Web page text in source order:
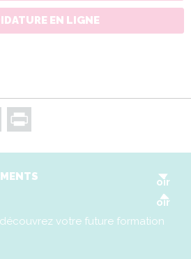
EN LIGNE
Email
oir
oir
découvrez votre future formation